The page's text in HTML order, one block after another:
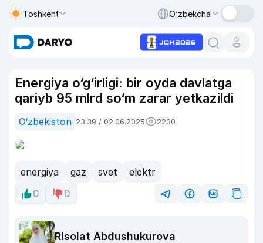
Toshkent O‘zbekcha
Energiya o‘g‘irligi: bir oyda davlatga
qariyb 95 mlrd so‘m zarar yetkazildi
O‘zbekiston 23:39 / 02.06.2025 2230
energiya gaz svet
elektr
0
0
Risolat Abdushukurova